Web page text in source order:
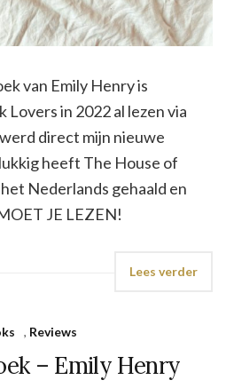
van Emily Henry is
in 2022 al lezen via
direct mijn nieuwe
heeft The House of
Nederlands gehaald en
JE LEZEN!
Lees verder
, Reviews
– Emily Henry